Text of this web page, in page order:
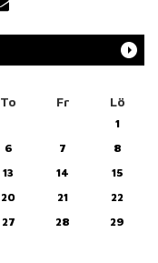
To Fr Lö
1
6 7
8
13 14
15
20 21
22
27 28
29